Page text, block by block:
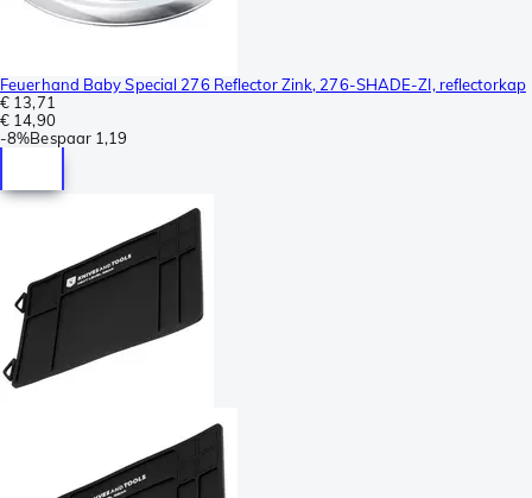
Feuerhand Baby Special 276 Reflector Zink, 276-SHADE-ZI, reflectorkap
€ 13,71
€ 14,90
-8%Bespaar 1,19